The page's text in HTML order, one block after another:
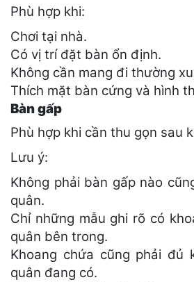
Phù hợp khi:
Chơi tại nhà.
Có vị trí đặt bàn ổn định.
Không cần mang đi thường
Thích mặt bàn cứng và hình
Bàn gấp
Phù hợp khi cần thu gọn sau
Lưu ý:
Không phải bàn gấp nào
quân.
Chỉ những mẫu ghi rõ có
quân bên trong.
Khoang chứa cũng phải đủ
quân đang có.